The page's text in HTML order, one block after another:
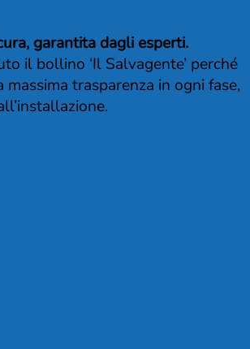
garantita dagli esperti.
il bollino ‘Il Salvagente’ perché
massima trasparenza in ogni fase,